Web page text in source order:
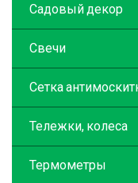
Садовый декор
Свечи
Сетка
Тележки, колеса
Термометры